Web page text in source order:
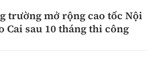
trường mở rộng cao tốc Nội
Cai sau 10 tháng thi công